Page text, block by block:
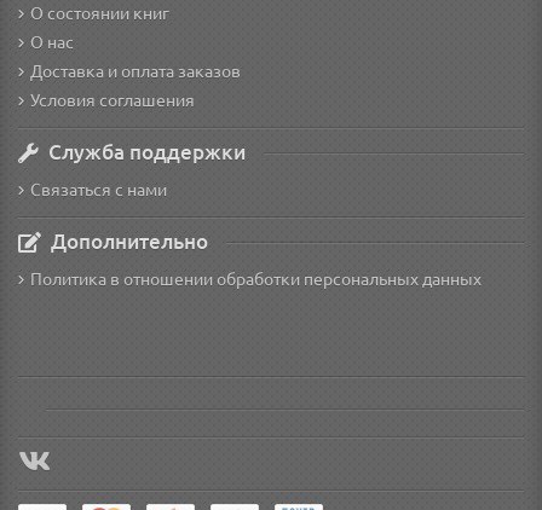
О состоянии книг
О нас
Доставка и оплата заказов
Условия соглашения
Служба поддержки
Связаться с нами
Дополнительно
Политика в отношении обработки персональных данных